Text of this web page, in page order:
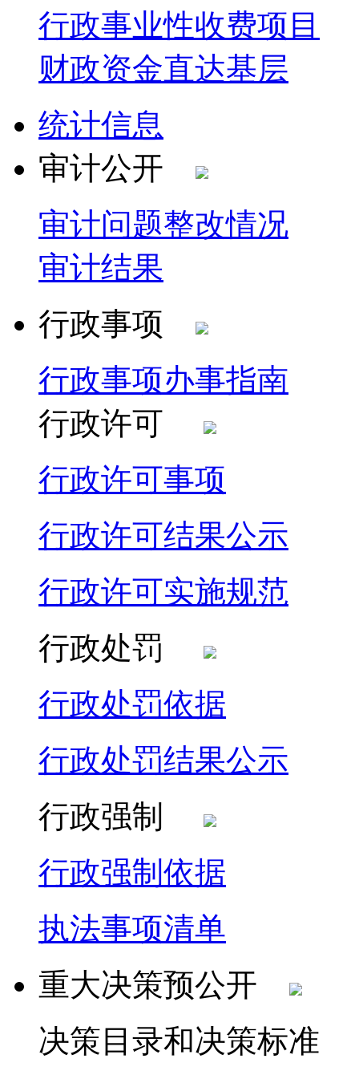
行政事业性收费项目
财政资金直达基层
统计信息
审计公开
审计问题整改情况
审计结果
行政事项
行政事项办事指南
行政许可
行政许可事项
行政许可结果公示
行政许可实施规范
行政处罚
行政处罚依据
行政处罚结果公示
行政强制
行政强制依据
执法事项清单
重大决策预公开
决策目录和决策标准